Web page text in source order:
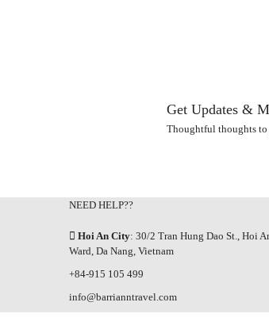
Get Updates &
Thoughtful thoughts
NEED HELP??
Hoi An City: 30/2 Tran Hung Dao St., Hoi
Ward, Da Nang, Vietnam
+84-915 105 499
info@barrianntravel.com